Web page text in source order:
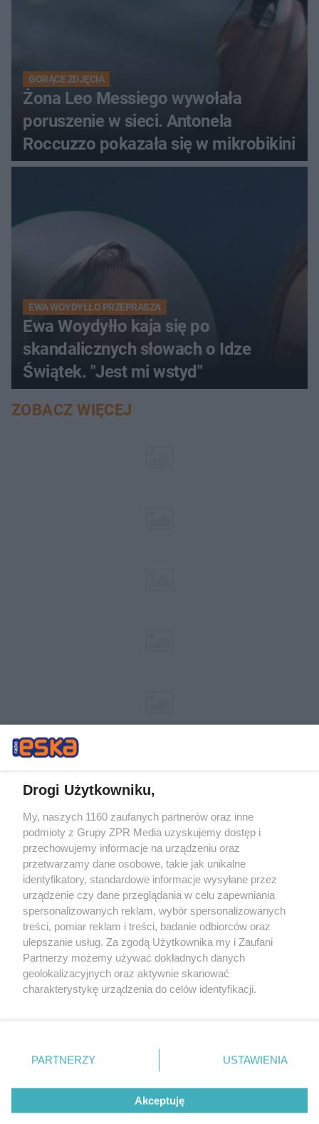
GORĄCE ZDJĘCIA
Żona Leo Messiego wywołała
poruszenie w sieci. Antonela
Roccuzzo pokazała się w mikrobikini
EWA WOYDYŁŁO PRZEPRASZA
Ewa Woydyłło kaja się po
skandalicznych słowach o Idze
Świątek. "Jest mi wstyd"
ZOBACZ WIĘCEJ
Żaden utwór zamieszczony w serwisie nie może być powielany i
rozpowszechniany lub dalej rozpowszechniany w jakikolwiek sposób (w
tym także elektroniczny lub mechaniczny) na jakimkolwiek polu
eksploatacji w jakiejkolwiek formie, włącznie z umieszczaniem w
Internecie bez pisemnej zgody właściciela praw. Jakiekolwiek użycie lub
wykorzystanie utworów w całości lub w części z naruszeniem prawa,
tzn. bez właściwej zgody, jest zabronione pod groźbą kary i może być
ścigane prawnie.
© 2026 Grupa ZPR Media
Drogi Użytkowniku,
My, naszych 1160 zaufanych partnerów oraz inne
podmioty z Grupy ZPR Media uzyskujemy dostęp i
przechowujemy informacje na urządzeniu oraz
przetwarzamy dane osobowe, takie jak unikalne
identyfikatory, standardowe informacje wysyłane przez
urządzenie czy dane przeglądania w celu zapewniania
spersonalizowanych reklam, wybór spersonalizowanych
treści, pomiar reklam i treści, badanie odbiorców oraz
ulepszanie usług. Za zgodą Użytkownika my i Zaufani
Partnerzy możemy używać dokładnych danych
geolokalizacyjnych oraz aktywnie skanować
charakterystykę urządzenia do celów identyfikacji.
zmienić/wycofać klikając przycisk ustawień prywatności
znajdujący się w lewym dolnym rogu strony
rodzaje przetwarzania danych nie wymagają zgody
użytkownika, ale masz prawo sprzeciwić się takiemu
przetwarzaniu. Preferencje będą miały zastosowanie tylko
PARTNERZY USTAWIENIA
Akceptuję